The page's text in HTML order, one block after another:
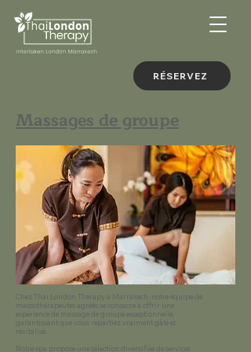
RÉSERVEZ
Massages de groupe
Chez Thai London Therapy à Marrakech, notre équipe de
massothérapeutes agréés se consacre à offrir une
expérience de massage de groupe exceptionnelle,
garantissant que vous repartiez vraiment gâté et
revitalisé.
Notre spa propose une sélection diversifiée de services